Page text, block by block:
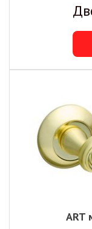
ART